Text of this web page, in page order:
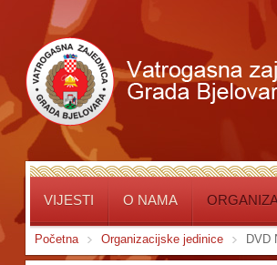
VIJESTI O NAMA
Početna Organizacijske jedinice DVD